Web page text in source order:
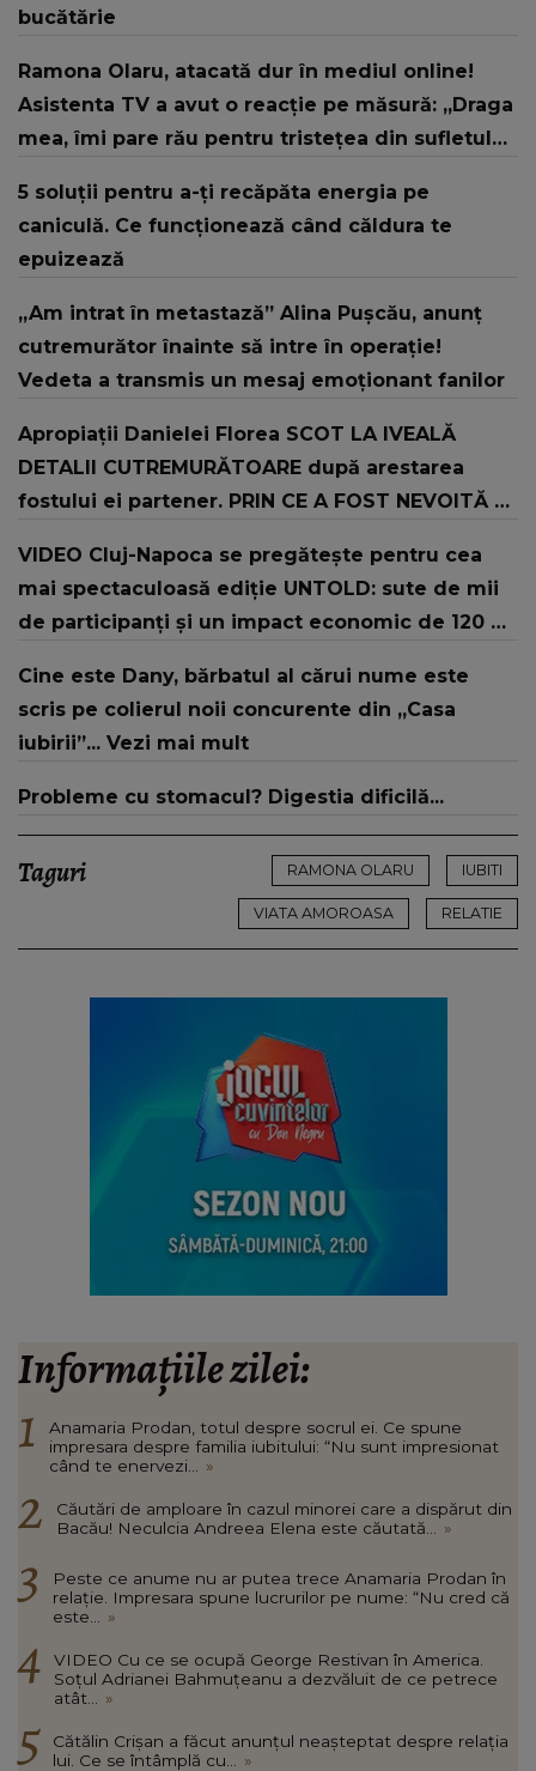
bucătărie
Ramona Olaru, atacată dur în mediul online!
Asistenta TV a avut o reacție pe măsură: „Draga
mea, îmi pare rău pentru tristețea din sufletul
5 soluții pentru a-ți recăpăta energia pe
caniculă. Ce funcționează când căldura te
epuizează
„Am intrat în metastază” Alina Pușcău, anunț
cutremurător înainte să intre în operație!
Vedeta a transmis un mesaj emoționant fanilor
Apropiații Danielei Florea SCOT LA IVEALĂ
DETALII CUTREMURĂTOARE după arestarea
fostului ei partener. PRIN CE A FOST NEVOITĂ să
unui pat: " Îmi pare rău că nu am reușit să fac
mai mult pentru ea și..."
VIDEO Cluj-Napoca se pregătește pentru cea
mai spectaculoasă ediție UNTOLD: sute de mii
de participanți și un impact economic de 120 de
Cine este Dany, bărbatul al cărui nume este
scris pe colierul noii concurente din „Casa
iubirii”... Vezi mai mult
Probleme cu stomacul? Digestia dificilă...
Taguri RAMONA OLARU IUBITI
VIATA AMOROASA RELATIE
Informațiile zilei:
Anamaria Prodan, totul despre socrul ei. Ce spune
impresara despre familia iubitului: “Nu sunt impresionat
când te enervezi...
»
Căutări de amploare în cazul minorei care a dispărut din
Bacău! Neculcia Andreea Elena este căutată...
»
Peste ce anume nu ar putea trece Anamaria Prodan în
relație. Impresara spune lucrurilor pe nume: “Nu cred că
este...
»
VIDEO Cu ce se ocupă George Restivan în America.
Soțul Adrianei Bahmuțeanu a dezvăluit de ce petrece
atât...
»
Cătălin Crișan a făcut anunțul neașteptat despre relația
lui. Ce se întâmplă cu...
»